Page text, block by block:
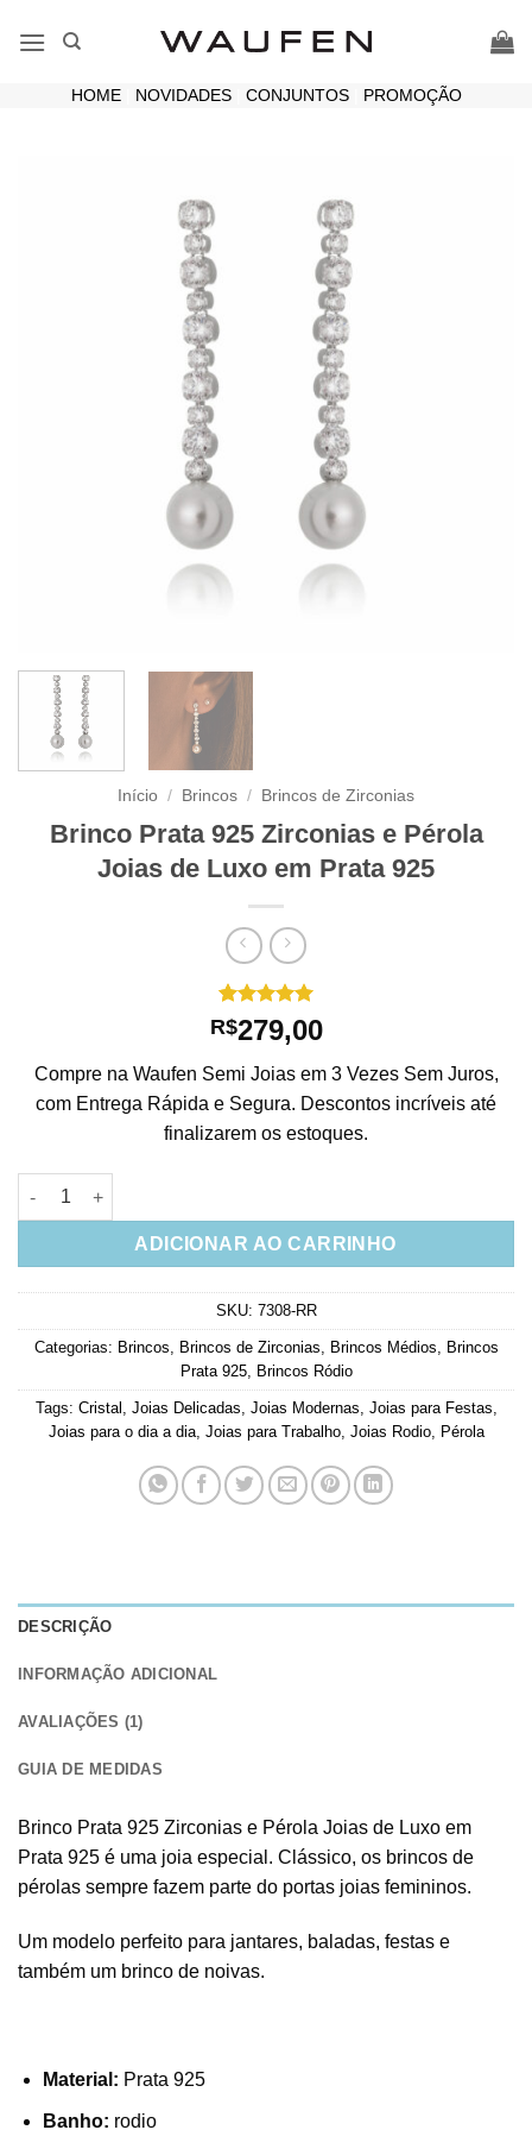
HOME| NOVIDADES| CONJUNTOS| PROMOÇÃO
Início / Brincos / Brincos de Zirconias
Brinco Prata 925 Zirconias e Pérola
Joias de Luxo em Prata 925
Avaliado
como 5de
baseado em
1
avaliação
de cliente
R$279,00
Compre na Waufen Semi Joias em 3 Vezes Sem Juros,
com Entrega Rápida e Segura. Descontos incríveis até
finalizarem os estoques.
Brinco Prata 925 Zirconias e Pérola Joias de Luxo em Prata
ADICIONAR AO CARRINHO
SKU: 7308-RR
Categorias: Brincos, Brincos de Zirconias, Brincos Médios, Brincos
Prata 925, Brincos Ródio
Tags: Cristal , Joias Delicadas, Joias Modernas, Joias para Festas,
Joias para o dia a dia, Joias para Trabalho, Joias Rodio, Pérola
DESCRIÇÃO
INFORMAÇÃO ADICIONAL
AVALIAÇÕES (1)
GUIA DE MEDIDAS
Brinco Prata 925 Zirconias e Pérola Joias de Luxo em
Prata 925 é uma joia especial. Clássico, os brincos de
pérolas sempre fazem parte do portas joias femininos.
Um modelo perfeito para jantares, baladas, festas e
também um brinco de noivas.
Material: Prata 925
Banho: rodio